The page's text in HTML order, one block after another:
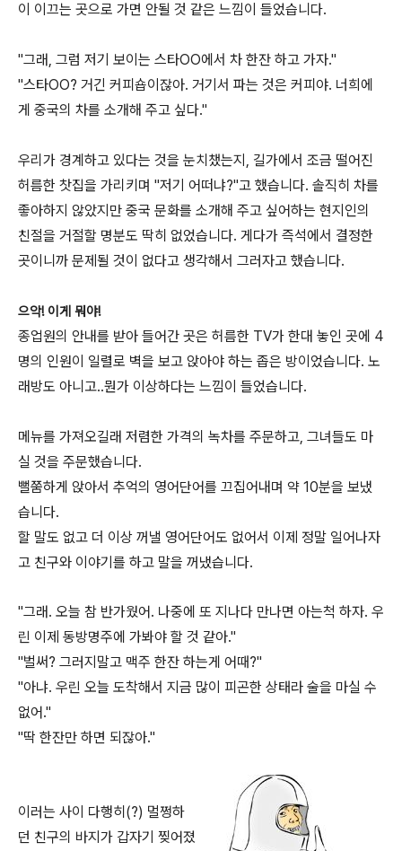
이 이끄는 곳으로 가면 안될 것 같은 느낌이 들었습니다.
"그래, 그럼 저기 보이는 스타OO에서 차 한잔 하고 가자."
"스타OO? 거긴 커피숍이잖아. 거기서 파는 것은 커피야. 너희에
게 중국의 차를 소개해 주고 싶다."
우리가 경계하고 있다는 것을 눈치챘는지, 길가에서 조금 떨어진
허름한 찻집을 가리키며 "저기 어떠냐?"고 했습니다. 솔직히 차를
좋아하지 않았지만 중국 문화를 소개해 주고 싶어하는 현지인의
친절을 거절할 명분도 딱히 없었습니다. 게다가 즉석에서 결정한
곳이니까 문제될 것이 없다고 생각해서 그러자고 했습니다.
으악! 이게 뭐야!
종업원의 안내를 받아 들어간 곳은 허름한 TV가 한대 놓인 곳에 4
명의 인원이 일렬로 벽을 보고 앉아야 하는 좁은 방이었습니다. 노
래방도 아니고..뭔가 이상하다는 느낌이 들었습니다.
메뉴를 가져오길래 저렴한 가격의 녹차를 주문하고, 그녀들도 마
실 것을 주문했습니다.
뻘쭘하게 앉아서 추억의 영어단어를 끄집어내며 약 10분을 보냈
습니다.
할 말도 없고 더 이상 꺼낼 영어단어도 없어서 이제 정말 일어나자
고 친구와 이야기를 하고 말을 꺼냈습니다.
"그래. 오늘 참 반가웠어. 나중에 또 지나다 만나면 아는척 하자. 우
린 이제 동방명주에 가봐야 할 것 같아."
"벌써? 그러지말고 맥주 한잔 하는게 어때?"
"아냐. 우린 오늘 도착해서 지금 많이 피곤한 상태라 술을 마실 수
없어."
"딱 한잔만 하면 되잖아."
이러는 사이 다행히(?) 멀쩡하
던 친구의 바지가 갑자기 찢어졌